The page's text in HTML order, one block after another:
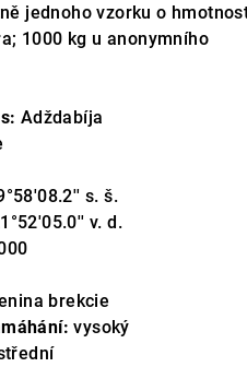
jednoho vzorku o
1000 kg u anonymního
Adždabíja
s. š.
v. d.
brekcie
vysoký